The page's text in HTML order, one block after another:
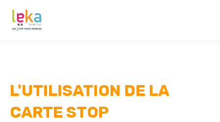
L'UTILISATION DE LA
CARTE STOP